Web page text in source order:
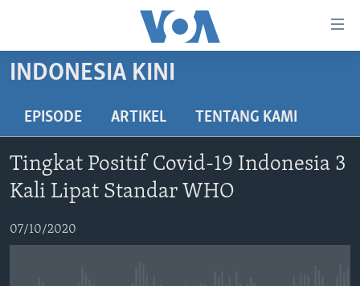
Akses
Utama
Lanjut
ke
Utama
DUNIA
POLYGRAPH
DAFTAR PROGRAM
Learning English
INDONESIA KINI
EPISODE ARTIKEL TENTANG KAMI
Tingkat Positif Covid-19 Indonesia 3
Kali Lipat Standar WHO
07/10/2020